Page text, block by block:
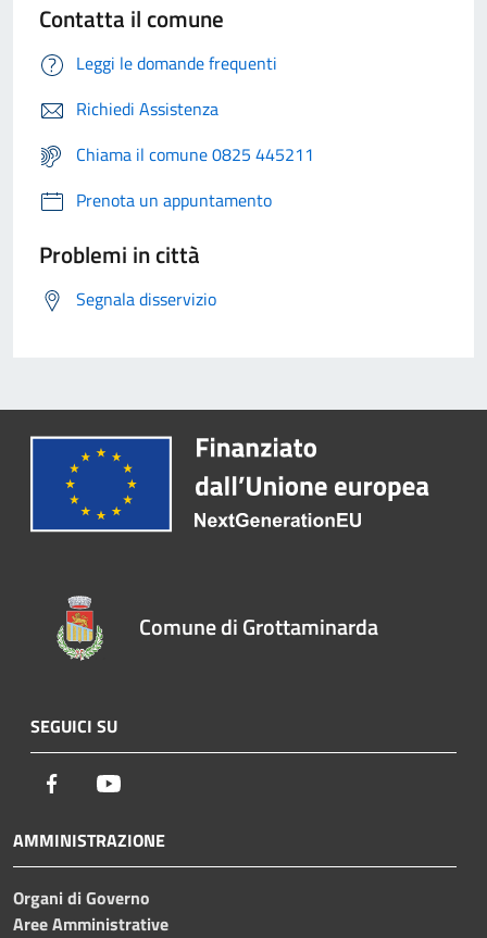
Contatta il comune
Leggi le domande frequenti
Richiedi Assistenza
Chiama il comune 0825 445211
Prenota un appuntamento
Problemi in città
Segnala disservizio
Comune di Grottaminarda
SEGUICI SU
Facebook
AMMINISTRAZIONE
Organi di Governo
Aree Amministrative